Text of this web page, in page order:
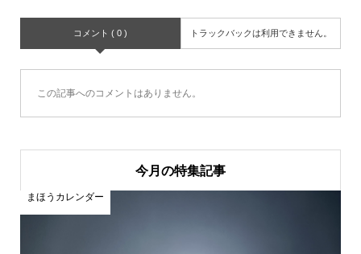
コメント ( 0 ) トラックバックは利用できません。
この記事へのコメントはありません。
今月の特集記事
まほうカレンダー